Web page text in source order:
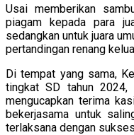
Usai memberikan
piagam kepada para
sedangkan untuk juara
pertandingan renang
Di tempat yang sama,
tingkat SD tahun
mengucapkan terima
bekerjasama untuk
terlaksana dengan